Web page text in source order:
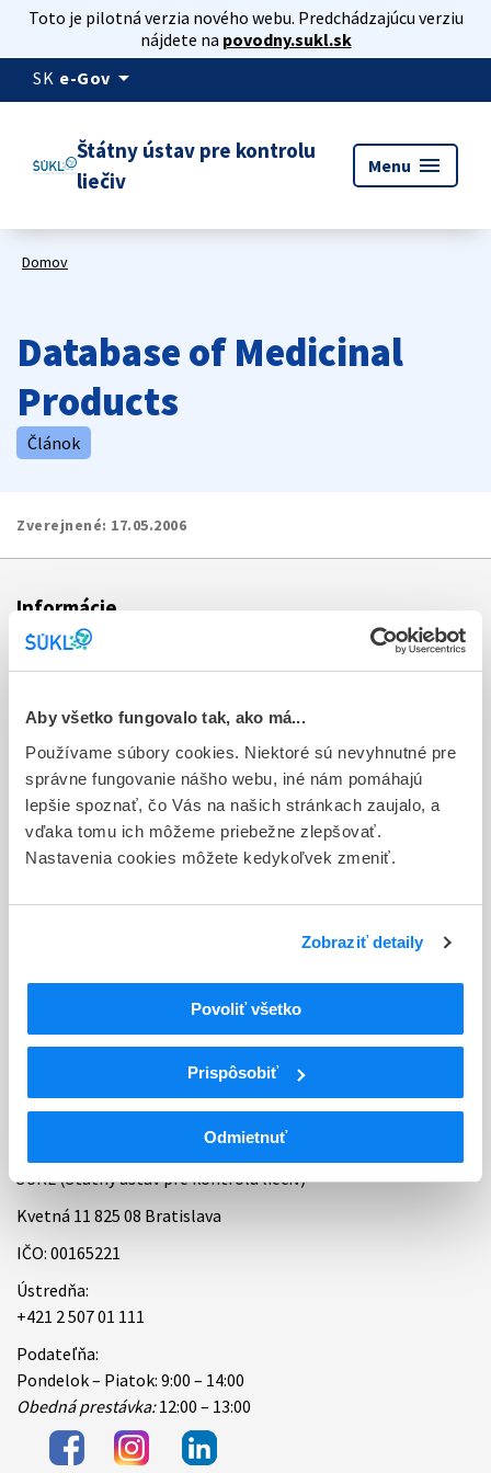
Aby všetko fungovalo tak, ako má...
Používame súbory cookies. Niektoré sú nevyhnutné pre
správne fungovanie nášho webu, iné nám pomáhajú
lepšie spoznať, čo Vás na našich stránkach zaujalo, a
vďaka tomu ich môžeme priebežne zlepšovať.
Nastavenia cookies môžete kedykoľvek zmeniť.
Zobraziť detaily
Povoliť všetko
Prispôsobiť
Odmietnuť
Toto je pilotná verzia nového webu. Predchádzajúcu verziu
nájdete na povodny.sukl.sk
SK e-Gov arrow_drop_down
Štátny ústav pre kontrolu
liečiv
Menu menu
Domov
Database of Medicinal
Products
Článok
Zverejnené: 17.05.2006
Informácie
Aktuality
Dotazník spokojnosti zákazníka
Sťažnosti a petície
Poskytovanie informácií
Ochrana osobných údajov
Úradné hodiny
Kontakt
ŠÚKL (Štátny ústav pre kontrolu liečiv)
Kvetná 11 825 08 Bratislava
IČO: 00165221
Ústredňa:
+421 2 507 01 111
Podateľňa:
Pondelok – Piatok: 9:00 – 14:00
Obedná prestávka:12:00 – 13:00